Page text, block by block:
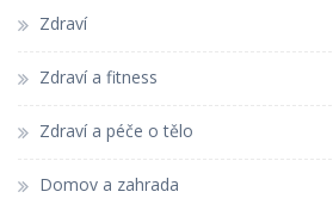
Zdraví
Zdraví a fitness
Zdraví a péče o tělo
Domov a zahrada